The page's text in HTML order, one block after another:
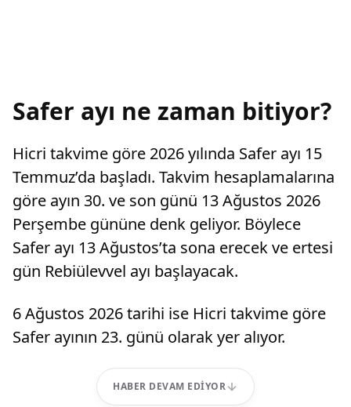
Safer ayı ne zaman bitiyor?
Hicri takvime göre 2026 yılında Safer ayı 15
Temmuz’da başladı. Takvim hesaplamalarına
göre ayın 30. ve son günü 13 Ağustos 2026
Perşembe gününe denk geliyor. Böylece
Safer ayı 13 Ağustos’ta sona erecek ve ertesi
gün Rebiülevvel ayı başlayacak.
6 Ağustos 2026 tarihi ise Hicri takvime göre
Safer ayının 23. günü olarak yer alıyor.
HABER DEVAM EDIYOR